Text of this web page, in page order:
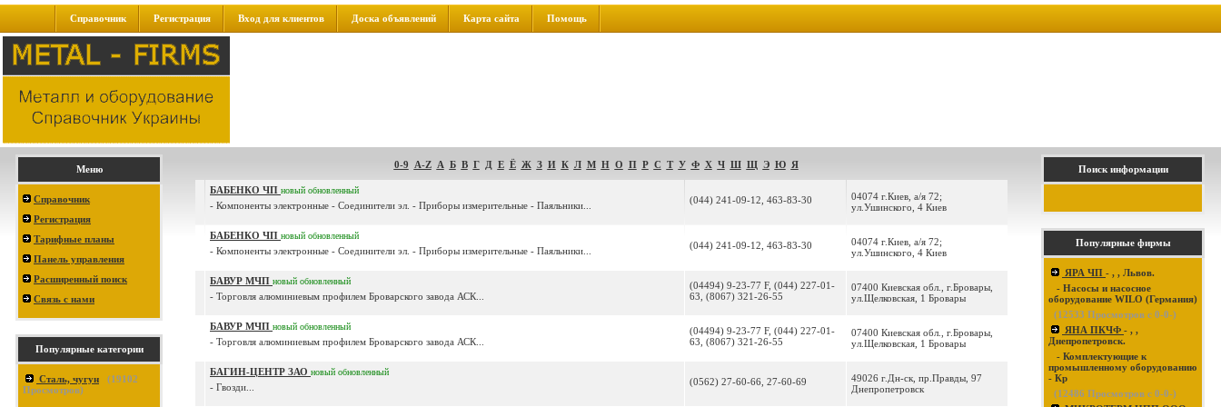
Справочник Регистрация Вход для клиентов Доска объявлений Карта сайта Помощь
Меню
Справочник
Регистрация
Тарифные планы
Панель управления
Расширенный поиск
Связь с нами
Популярные категории
Сталь, чугун (19102
Просмотров)
0-9 A-Z А Б В Г Д Е Ё Ж З И К Л М Н О П Р С Т У Ф Х Ч Ш Щ Э Ю Я
БАБЕНКО ЧП новый обновленный
- Компоненты электронные - Соединители эл. - Приборы измерительные - Паяльники... (044) 241-09-12, 463-83-30
04074 г.Киев, а/я 72;
ул.Ушинского, 4 Киев
БАБЕНКО ЧП новый обновленный
- Компоненты электронные - Соединители эл. - Приборы измерительные - Паяльники... (044) 241-09-12, 463-83-30
04074 г.Киев, а/я 72;
ул.Ушинского, 4 Киев
БАВУР МЧП новый обновленный
- Торговля алюминиевым профилем Броварского завода АСК...
(04494) 9-23-77 F, (044) 227-01-
63, (8067) 321-26-55
07400 Киевская обл., г.Бровары,
ул.Щелковская, 1 Бровары
БАВУР МЧП новый обновленный
- Торговля алюминиевым профилем Броварского завода АСК...
(04494) 9-23-77 F, (044) 227-01-
63, (8067) 321-26-55
07400 Киевская обл., г.Бровары,
ул.Щелковская, 1 Бровары
БАГИН-ЦЕНТР ЗАО новый обновленный
- Гвозди... (0562) 27-60-66, 27-60-69
49026 г.Дн-ск, пр.Правды, 97
Днепропетровск
Поиск информации
Популярные фирмы
ЯРА ЧП - , , Львов.
- Насосы и насосное
оборудование WILO (Германия)
(12533 Просмотров с 0-0-)
ЯНА ПКЧФ - , ,
Днепропетровск.
- Комплектующие к
промышленному оборудованию
- Кр
(12486 Просмотров с 0-0-)